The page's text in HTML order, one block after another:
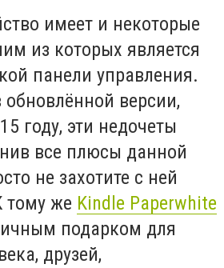
имеет и некоторые
из которых является
панели управления.
обновлённой версии,
году, эти недочеты
все плюсы данной
не захотите с ней
тому же Kindle Paperwhite
подарком для
друзей,